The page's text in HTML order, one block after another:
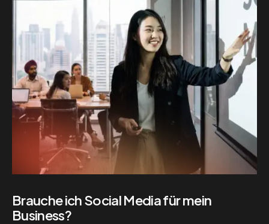
Brauche ich Social Media für mein
Business?